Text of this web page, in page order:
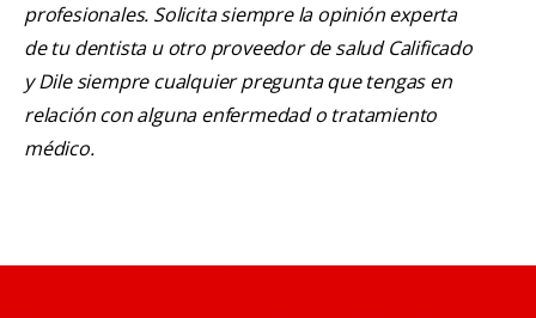
profesionales. Solicita siempre la opinión experta
de tu dentista u otro proveedor de salud Calificado
y Dile siempre cualquier pregunta que tengas en
relación con alguna enfermedad o tratamiento
médico.